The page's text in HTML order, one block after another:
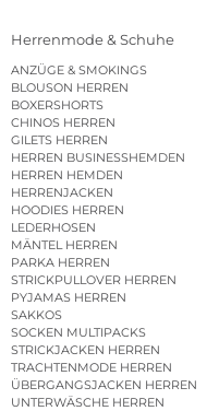
Herrenmode & Schuhe
ANZÜGE & SMOKINGS
BLOUSON HERREN
BOXERSHORTS
CHINOS HERREN
GILETS HERREN
HERREN BUSINESSHEMDEN
HERREN HEMDEN
HERRENJACKEN
HOODIES HERREN
LEDERHOSEN
MÄNTEL HERREN
PARKA HERREN
STRICKPULLOVER HERREN
PYJAMAS HERREN
SAKKOS
SOCKEN MULTIPACKS
STRICKJACKEN HERREN
TRACHTENMODE HERREN
ÜBERGANGSJACKEN HERREN
UNTERWÄSCHE HERREN